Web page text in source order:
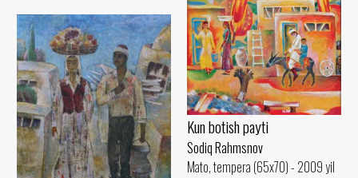
Kun botish payti
Sodiq Rahmsnov
Mato, tempera (65x70) - 2009 yil